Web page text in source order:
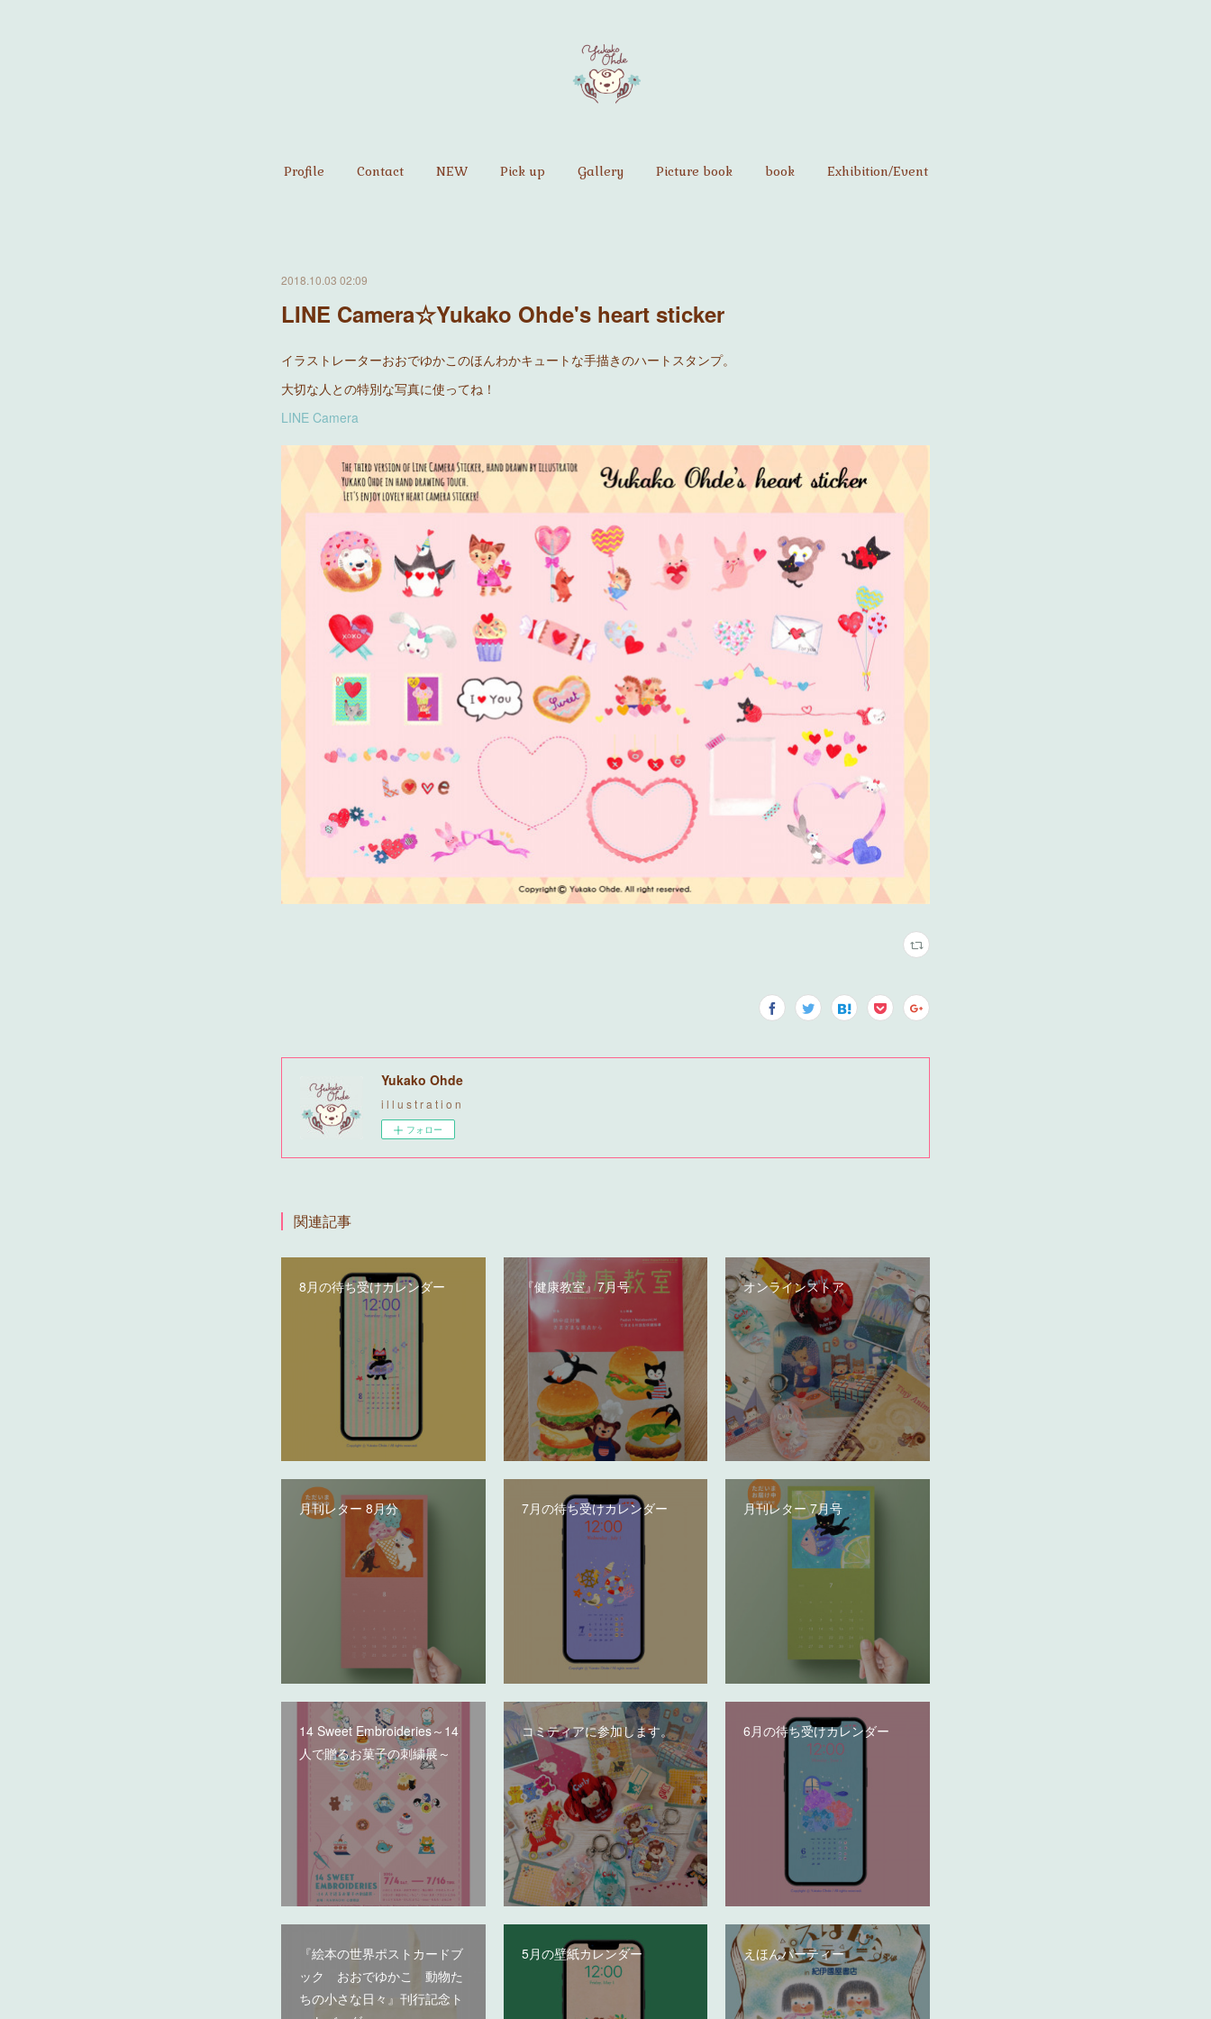
Profile Contact NEW Pick up Gallery Picture book book Exhibition/Event
2018.10.03 02:09
LINE Camera☆Yukako Ohde's heart sticker
イラストレーターおおでゆかこのほんわかキュートな手描きのハートスタンプ。
大切な人との特別な写真に使ってね！
LINE Camera
Yukako Ohde
i l l u s t r a t i o n
フォロー
関連記事
8月の待ち受けカレンダー 『健康教室』7月号 オンラインストア
月刊レター 8月分 7月の待ち受けカレンダー 月刊レター 7月号
14 Sweet Embroideries～14
人で贈るお菓子の刺繍展～
コミティアに参加します。 6月の待ち受けカレンダー
『絵本の世界ポストカードブ
ック おおでゆかこ 動物た
ちの小さな日々』刊行記念ト
5月の壁紙カレンダー えほんパーティー